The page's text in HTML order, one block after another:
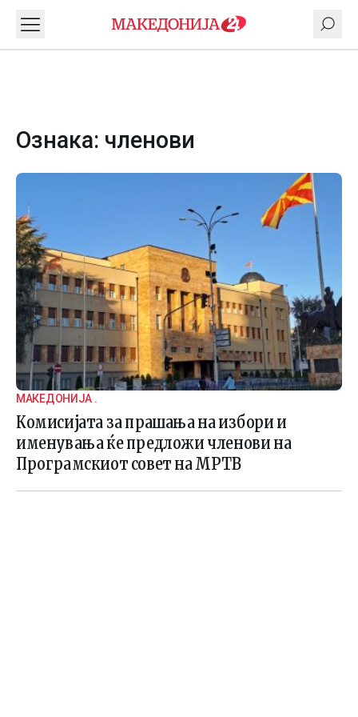
Ознака: членови
МАКЕДОНИЈА .
Комисијата за прашања на избори и
именувања ќе предложи членови на
Програмскиот совет на МРТВ